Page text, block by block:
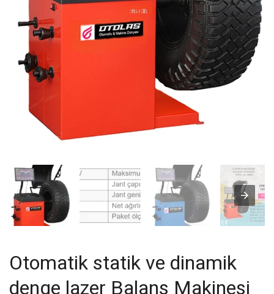
Otomatik statik ve dinamik
denge lazer Balans Makinesi